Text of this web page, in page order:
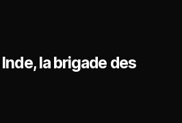
la brigade des